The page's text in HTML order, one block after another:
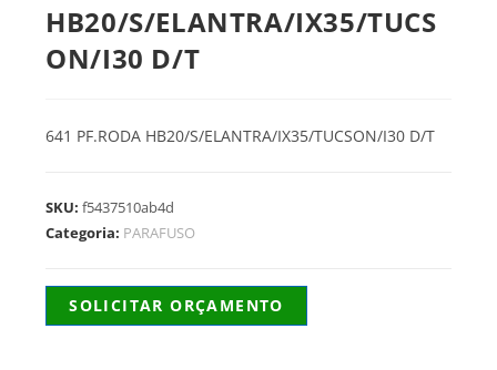
HB20/S/ELANTRA/IX35/TUCS
ON/I30 D/T
641 PF.RODA HB20/S/ELANTRA/IX35/TUCSON/I30 D/T
SKU:f5437510ab4d
Categoria: PARAFUSO
SOLICITAR ORÇAMENTO